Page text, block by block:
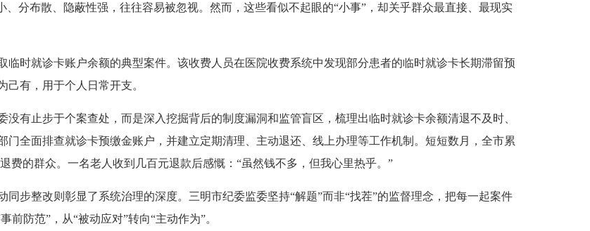
布散、隐蔽性强，往往容易被忽视。然而，这些看似不起眼的“小事”，却关乎群众最直接、最现实
时就诊卡账户余额的典型案件。该收费人员在医院收费系统中发现部分患者的临时就诊卡长期滞留预
有，用于个人日常开支。
止步于个案查处，而是深入挖掘背后的制度漏洞和监管盲区，梳理出临时就诊卡余额清退不及时、
全面排查就诊卡预缴金账户，并建立定期清理、主动退还、线上办理等工作机制。短短数月，全市累
费的群众。一名老人收到几百元退款后感慨：“虽然钱不多，但我心里热乎。”
整改则彰显了系统治理的深度。三明市纪委监委坚持“解题”而非“找茬”的监督理念，把每一起案件
防范”，从“被动应对”转向“主动作为”。